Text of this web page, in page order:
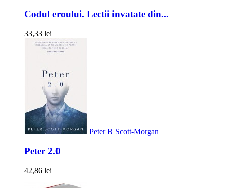
Codul eroului. Lectii invatate din...
33,33 lei
Peter B Scott-Morgan
Peter 2.0
42,86 lei